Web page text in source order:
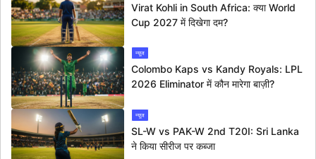
Virat Kohli in South Africa: क्या World
Cup 2027 में दिखेगा दम?
न्यूज
Colombo Kaps vs Kandy Royals: LPL
2026 Eliminator में कौन मारेगा बाज़ी?
न्यूज
SL-W vs PAK-W 2nd T20I: Sri Lanka
ने किया सीरीज पर कब्जा